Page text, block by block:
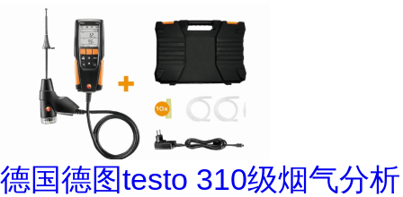
德国德图testo 310级烟气分析